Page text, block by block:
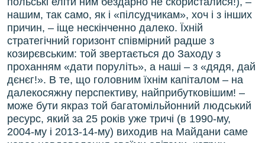
нашим, так само, як і «пілсудчикам», хоч і з інших
причин, – іще нескінченно далеко. Їхній
стратегічний горизонт співмірний радше з
козирєвським: той звертається до Заходу з
проханням «дати поруліть», а наші – з «дядя, дай
дєнєг!». В те, що головним їхнім капіталом – на
далекосяжну перспективу, найприбутковішим! –
може бути якраз той багатомільйонний людський
ресурс, який за 25 років уже тричі (в 1990-му,
2004-му і 2013-14-му) виходив на Майдани саме